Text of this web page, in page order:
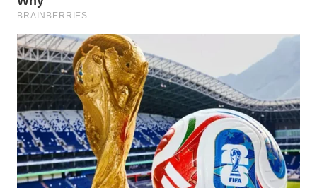
NIAS
WN
LANGKAT
WN
TAPANULI
SELATAN